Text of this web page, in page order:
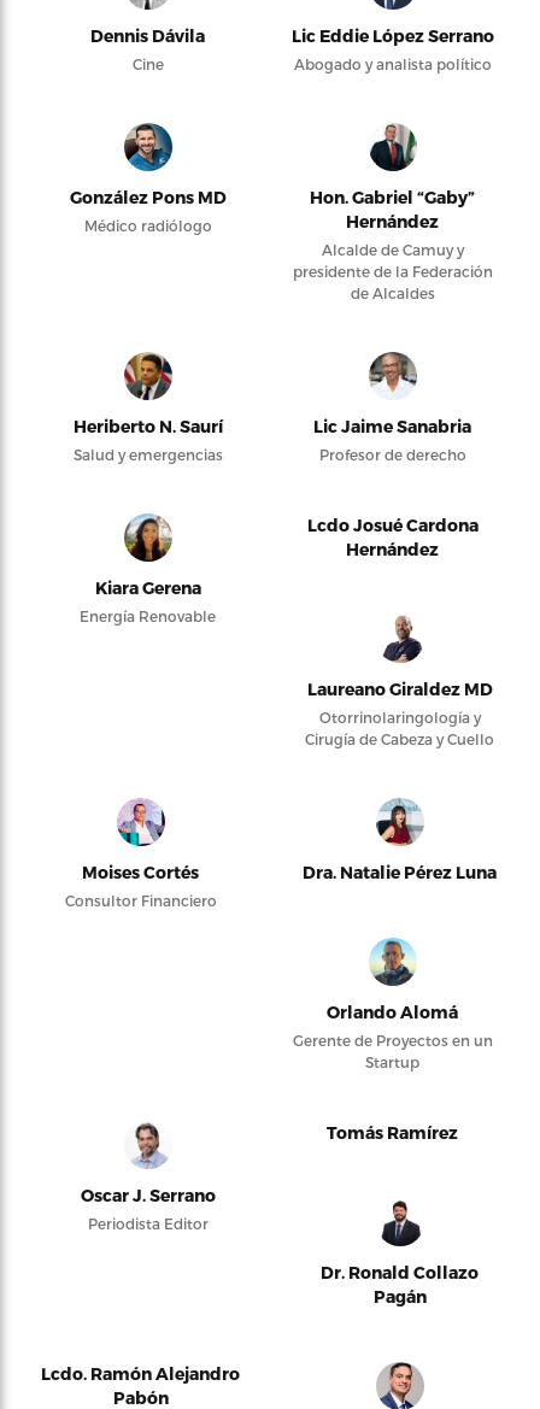
Dennis Dávila
Cine
Lic Eddie López Serrano
Abogado y analista político
González Pons MD
Médico radiólogo
Hon. Gabriel “Gaby”
Hernández
Alcalde de Camuy y
presidente de la Federación
de Alcaldes
Heriberto N. Saurí
Salud y emergencias
Lic Jaime Sanabria
Profesor de derecho
Kiara Gerena
Energía Renovable
Lcdo Josué Cardona
Hernández
Laureano Giraldez MD
Otorrinolaringología y
Cirugía de Cabeza y Cuello
Moises Cortés
Consultor Financiero
Dra. Natalie Pérez Luna
Orlando Alomá
Gerente de Proyectos en un
Startup
Oscar J. Serrano
Periodista Editor
Tomás Ramírez
Dr. Ronald Collazo
Pagán
Lcdo. Ramón Alejandro
Pabón